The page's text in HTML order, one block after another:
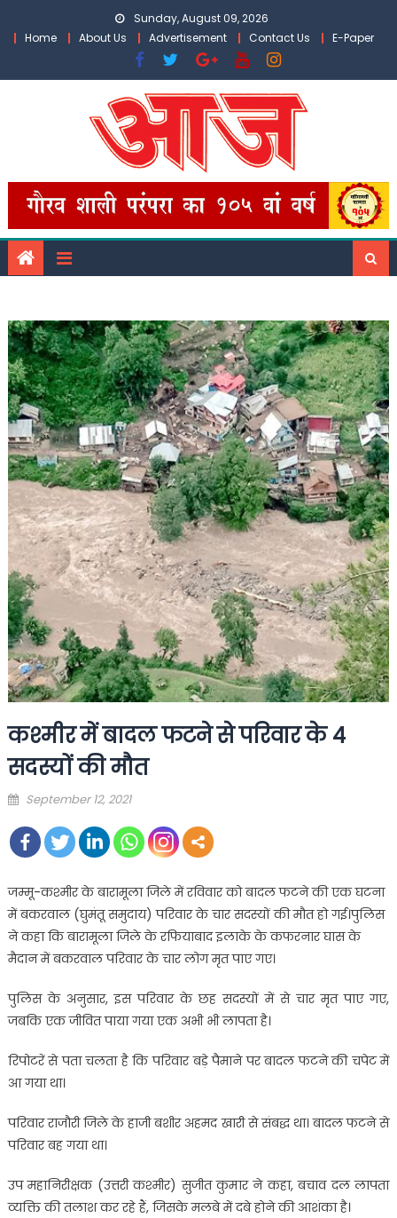
Sunday, August 09, 2026
Home
About Us Advertisement Contact Us E-Paper
कश्मीर में बादल फटने से परिवार के 4
सदस्यों की मौत
Posted
September 12, 2021
जम्मू-कश्मीर के बारामूला जिले में रविवार को बादल फटने की एक घटना
में बकरवाल (घुमंतू समुदाय) परिवार के चार सदस्यों की मौत हो गई।पुलिस
ने कहा कि बारामूला जिले के रफियाबाद इलाके के कफरनार घास के
मैदान में बकरवाल परिवार के चार लोग मृत पाए गए।
पुलिस के अनुसार, इस परिवार के छह सदस्यों में से चार मृत पाए गए,
जबकि एक जीवित पाया गया एक अभी भी लापता है।
रिपोटरें से पता चलता है कि परिवार बड़े पैमाने पर बादल फटने की चपेट में
आ गया था।
परिवार राजौरी जिले के हाजी बशीर अहमद खारी से संबद्ध था। बादल फटने से
परिवार बह गया था।
उप महानिरीक्षक (उत्तरी कश्मीर) सुजीत कुमार ने कहा, बचाव दल लापता
व्यक्ति की तलाश कर रहे हैं, जिसके मलबे में दबे होने की आशंका है।